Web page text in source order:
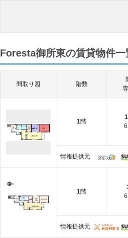
Foresta御所東の賃貸物件一
間取り図 階数
1階
情報提供元
1階
情報提供元